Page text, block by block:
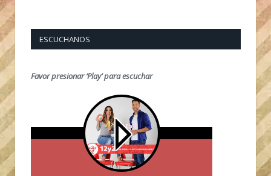
ESCUCHANOS
Favor presionar ‘Play’ para escuchar